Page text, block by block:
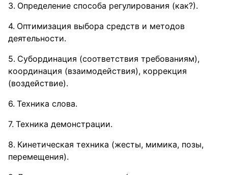
Определение способа регулирования (как?).
Оптимизация выбора средств и методов
деятельности.
Субординация (соответствия требованиям),
координация (взаимодействия), коррекция
(воздействие).
Техника слова.
Техника демонстрации.
Кинетическая техника (жесты, мимика, позы,
перемещения).